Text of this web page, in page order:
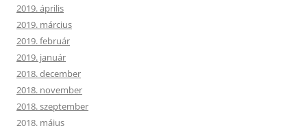
2019. április
2019. március
2019. február
2019. január
2018. december
2018. november
2018. szeptember
2018. május